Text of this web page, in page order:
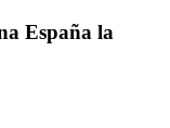
España la